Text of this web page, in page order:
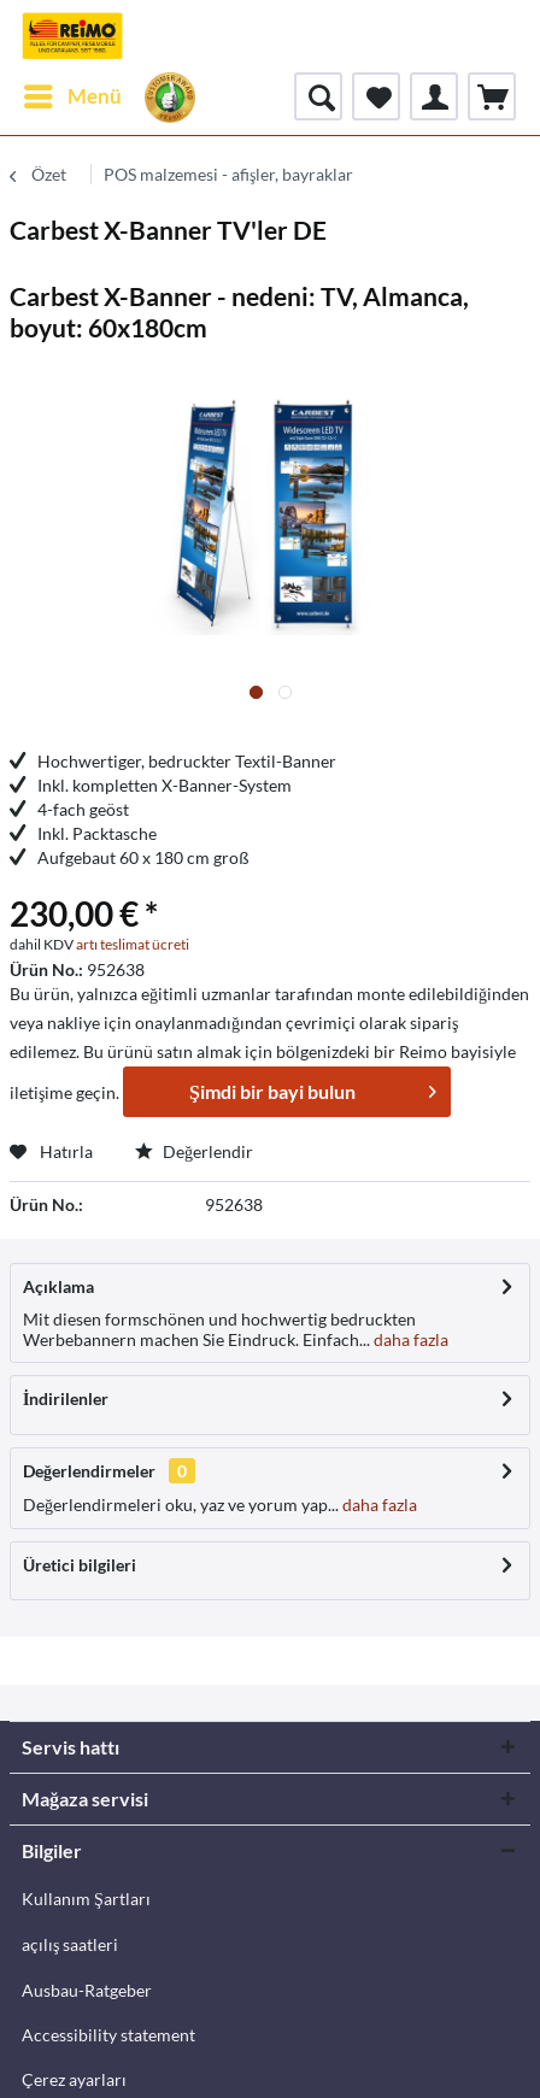
Menü
Özet POS malzemesi - afişler, bayraklar
Carbest X-Banner TV'ler DE
Carbest X-Banner - nedeni: TV, Almanca,
boyut: 60x180cm
Hochwertiger, bedruckter Textil-Banner
Inkl. kompletten X-Banner-System
4-fach geöst
Inkl. Packtasche
Aufgebaut 60 x 180 cm groß
230,00 € *
dahil KDVartı teslimat ücreti
Ürün No.: 952638
Bu ürün, yalnızca eğitimli uzmanlar tarafından monte edilebildiğinden
veya nakliye için onaylanmadığından çevrimiçi olarak sipariş
edilemez. Bu ürünü satın almak için bölgenizdeki bir Reimo bayisiyle
iletişime geçin.
Şimdi bir bayi bulun
Hatırla Değerlendir
Ürün No.: 952638
Açıklama
Mit diesen formschönen und hochwertig bedruckten
Werbebannern machen Sie Eindruck. Einfach...daha fazla
İndirilenler
Değerlendirmeler
0
Değerlendirmeleri oku, yaz ve yorum yap...daha fazla
Üretici bilgileri
Servis hattı
Mağaza servisi
Bilgiler
Kullanım Şartları
açılış saatleri
Ausbau-Ratgeber
Accessibility statement
Çerez ayarları